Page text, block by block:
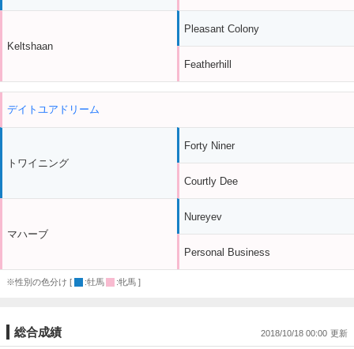
Keltshaan
Pleasant Colony
Featherhill
デイトユアドリーム
トワイニング
マハーブ
Forty Niner
Courtly Dee
Nureyev
Personal Business
※性別の色分け [ :牡馬 :牝馬 ]
総合成績 2018/10/18 00:00